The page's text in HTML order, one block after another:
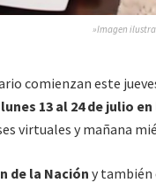
»Imagen
comienzan este
13 al 24 de julio
virtuales y mañana
de la Nación y también